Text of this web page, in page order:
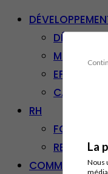
La
Nous
CARRIÈRE
RH